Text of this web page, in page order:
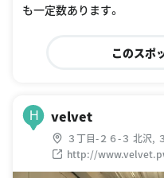
も一定数あります。
このスポ
H velvet
３丁目-２６-３ 北沢,
http://